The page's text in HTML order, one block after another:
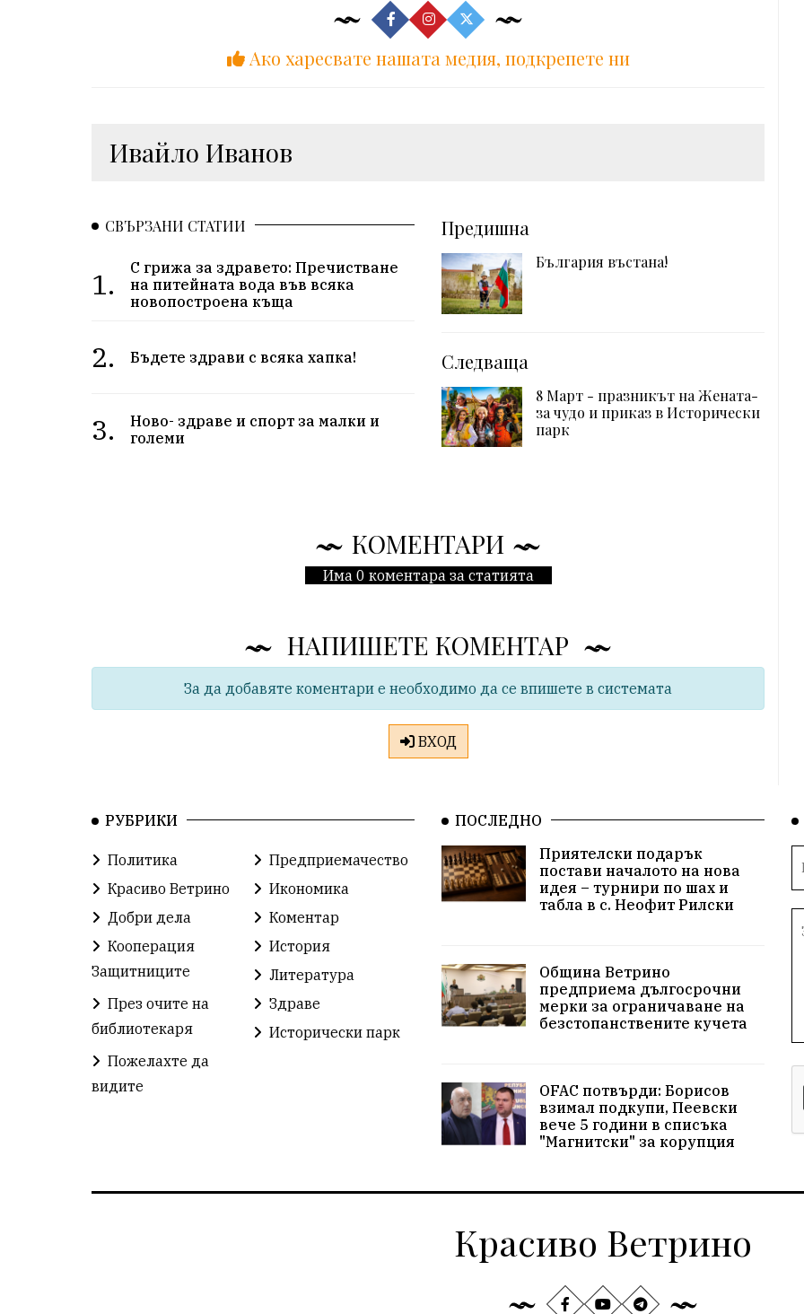
Ако харесвате нашата медия, подкрепете ни
Ивайло Иванов
СВЪРЗАНИ СТАТИИ
1.
С грижа за здравето: Пречистване
на питейната вода във всяка
новопостроена къща
2. Бъдете здрави с всяка хапка!
3.
Ново- здраве и спорт за малки и
големи
Предишна
България въстана!
Следваща
8 Март - празникът на Жената-
за чудо и приказ в Исторически
парк
КОМЕНТАРИ
Има 0 коментара за статията
НАПИШЕТЕ КОМЕНТАР
За да добавяте коментари е необходимо да се впишете в системата
ВХОД
РУБРИКИ
Политика
Предприемачество
Красиво Ветрино
Икономика
Добри дела
Коментар
Кооперация
Защитниците
История
Литература
През очите на
библиотекаря
Здраве
Исторически парк
Пожелахте да
видите
ПОСЛЕДНО
Приятелски подарък
постави началото на нова
идея – турнири по шах и
табла в с. Неофит Рилски
Община Ветрино
предприема дългосрочни
мерки за ограничаване на
безстопанствените кучета
OFAC потвърди: Борисов
взимал подкупи, Пеевски
вече 5 години в списъка
"Магнитски" за корупция
Красиво Ветрино